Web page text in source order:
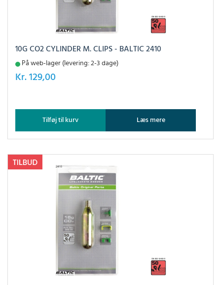
10G CO2 CYLINDER M. CLIPS - BALTIC 2410
På web-lager (levering: 2-3 dage)
Kr.129,00
Tilføj til kurv Læs mere